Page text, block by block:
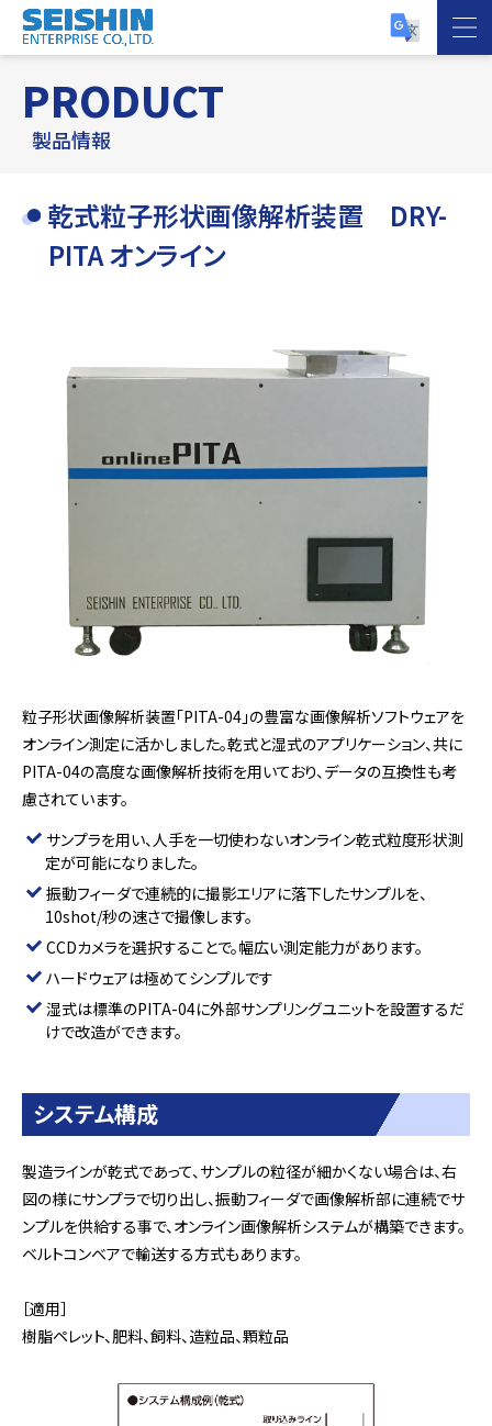
PRODUCT
製品情報
乾式粒子形状画像解析装置 DRY-
PITA オンライン
粒子形状画像解析装置「PITA-04」の豊富な画像解析ソフトウェアを
オンライン測定に活かしました。乾式と湿式のアプリケーション、共に
PITA-04の高度な画像解析技術を用いており、データの互換性も考
慮されています。
サンプラを用い、人手を一切使わないオンライン乾式粒度形状測
定が可能になりました。
振動フィーダで連続的に撮影エリアに落下したサンプルを、
10shot/秒の速さで撮像します。
CCDカメラを選択することで。幅広い測定能力があります。
ハードウェアは極めてシンプルです
湿式は標準のPITA-04に外部サンプリングユニットを設置するだ
けで改造ができます。
システム構成
製造ラインが乾式であって、サンプルの粒径が細かくない場合は、右
図の様にサンプラで切り出し、振動フィーダで画像解析部に連続でサ
ンプルを供給する事で、オンライン画像解析システムが構築できます。
ベルトコンベアで輸送する方式もあります。
［適用］
樹脂ペレット、肥料、飼料、造粒品、顆粒品